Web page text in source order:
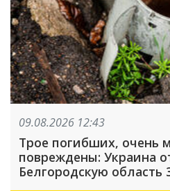
09.08.2026 12:43
Трое погибших, очень
повреждены: Украина
Белгородскую область
атака была FPV-